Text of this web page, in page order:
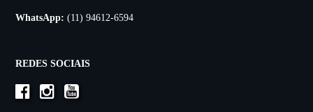
WhatsApp: (11) 94612-6594
REDES SOCIAIS